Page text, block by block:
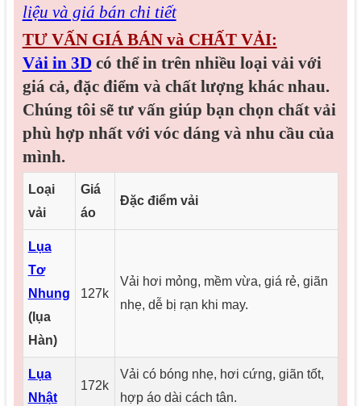
liệu và giá bán chi tiết
TƯ VẤN GIÁ BÁN và CHẤT VẢI:
Vải in 3Dcó thể in trên nhiều loại vải với
giá cả, đặc điểm và chất lượng khác nhau.
Chúng tôi sẽ tư vấn giúp bạn chọn chất vải
phù hợp nhất với vóc dáng và nhu cầu của
mình.
Loại
vải
Giá
áo
Đặc điểm vải
Lụa
Tơ
Nhung
(lụa
Hàn)
127k
Vải hơi mỏng, mềm vừa, giá rẻ, giãn
nhẹ, dễ bị rạn khi may.
Lụa
Nhật
172k
Vải có bóng nhẹ, hơi cứng, giãn tốt,
hợp áo dài cách tân.